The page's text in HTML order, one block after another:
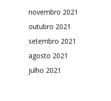
novembro 2021
outubro 2021
setembro 2021
agosto 2021
julho 2021